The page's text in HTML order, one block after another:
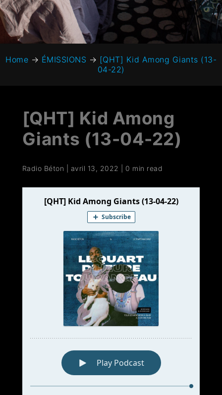
Home → ÉMISSIONS → [QHT] Kid Among Giants (13-
04-22)
[QHT] Kid Among
Giants (13-04-22)
Radio Béton avril 13, 2022 0 min read